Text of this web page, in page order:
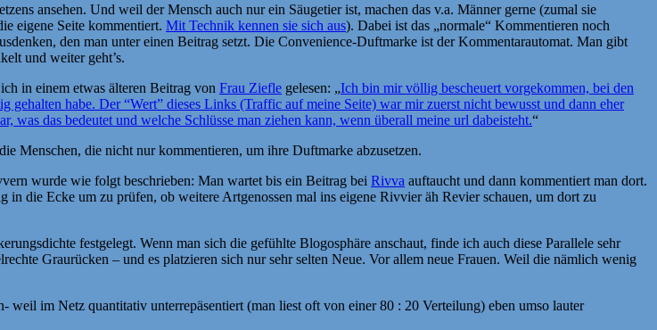
ansehen. Und weil der Mensch auch nur ein Säugetier ist, machen das v.a. Männer gerne (zumal sie
eigene Seite kommentiert. Mit Technik kennen sie sich aus). Dabei ist das „normale“ Kommentieren noch
den man unter einen Beitrag setzt. Die Convenience-Duftmarke ist der Kommentarautomat. Man gibt
und weiter geht’s.
in einem etwas älteren Beitrag von Frau Ziefle gelesen: „Ich bin mir völlig bescheuert vorgekommen, bei den
habe. Der “Wert” dieses Links (Traffic auf meine Seite) war mir zuerst nicht bewusst und dann eher
das bedeutet und welche Schlüsse man ziehen kann, wenn überall meine url dabeisteht.“
Menschen, die nicht nur kommentieren, um ihre Duftmarke abzusetzen.
wurde wie folgt beschrieben: Man wartet bis ein Beitrag bei Rivva auftaucht und dann kommentiert man dort.
die Ecke um zu prüfen, ob weitere Artgenossen mal ins eigene Rivvier äh Revier schauen, um dort zu
festgelegt. Wenn man sich die gefühlte Blogosphäre anschaut, finde ich auch diese Parallele sehr
Graurücken – und es platzieren sich nur sehr selten Neue. Vor allem neue Frauen. Weil die nämlich wenig
im Netz quantitativ unterrepäsentiert (man liest oft von einer 80 : 20 Verteilung) eben umso lauter